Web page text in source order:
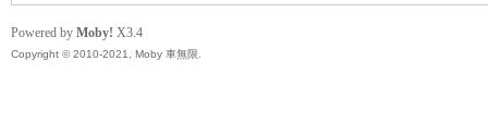
Powered by Moby! X3.4
Copyright © 2010-2021, Moby 車無限.